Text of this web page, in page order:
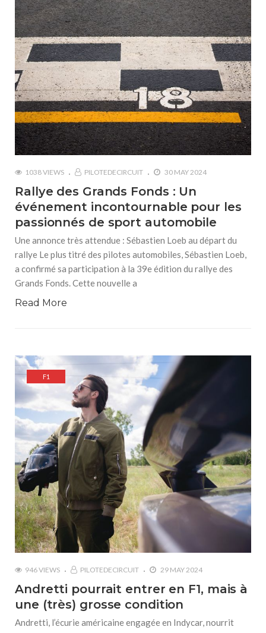
1038 VIEWS PILOTEDECIRCUIT 30 MAY 2024
Rallye des Grands Fonds : Un
événement incontournable pour les
passionnés de sport automobile
Une annonce très attendue : Sébastien Loeb au départ du
rallye Le plus titré des pilotes automobiles, Sébastien Loeb,
a confirmé sa participation à la 39e édition du rallye des
Grands Fonds. Cette nouvelle a
Read More
F1
946 VIEWS PILOTEDECIRCUIT 29 MAY 2024
Andretti pourrait entrer en F1, mais à
une (très) grosse condition
Andretti, l’écurie américaine engagée en Indycar, nourrit